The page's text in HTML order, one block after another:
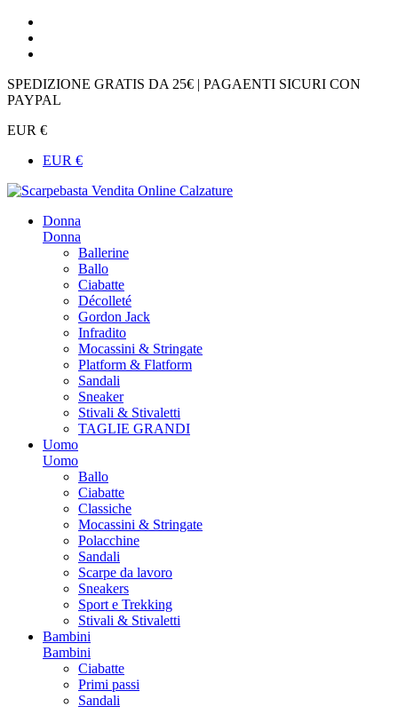
SPEDIZIONE GRATIS DA 25€ | PAGAENTI SICURI CON
PAYPAL
EUR €
EUR €
Donna
Donna
Ballerine
Ballo
Ciabatte
Décolleté
Gordon Jack
Infradito
Mocassini & Stringate
Platform & Flatform
Sandali
Sneaker
Stivali & Stivaletti
TAGLIE GRANDI
Uomo
Uomo
Ballo
Ciabatte
Classiche
Mocassini & Stringate
Polacchine
Sandali
Scarpe da lavoro
Sneakers
Sport e Trekking
Stivali & Stivaletti
Bambini
Bambini
Ciabatte
Primi passi
Sandali